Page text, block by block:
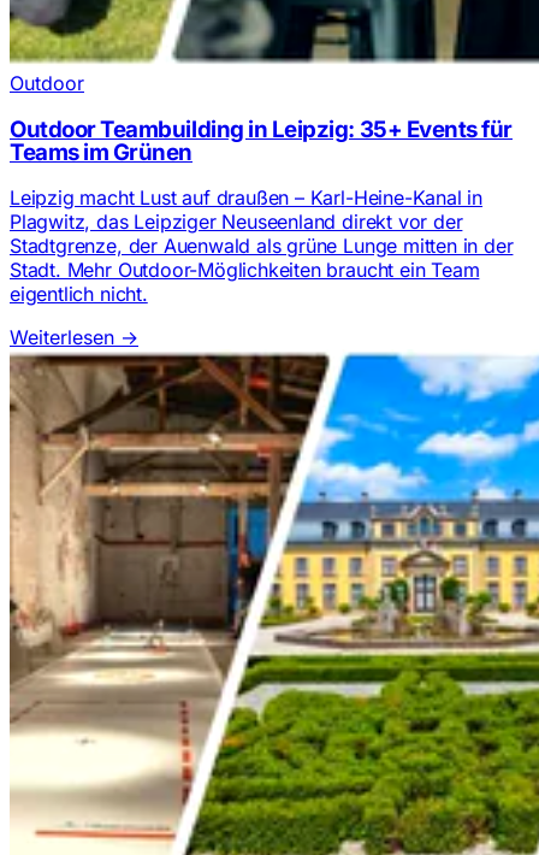
Outdoor
Outdoor Teambuilding in Leipzig: 35+ Events für
Teams im Grünen
Leipzig macht Lust auf draußen – Karl-Heine-Kanal in
Plagwitz, das Leipziger Neuseenland direkt vor der
Stadtgrenze, der Auenwald als grüne Lunge mitten in der
Stadt. Mehr Outdoor-Möglichkeiten braucht ein Team
eigentlich nicht.
Weiterlesen →